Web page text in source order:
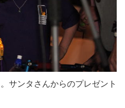
サンタさんからのプレゼント